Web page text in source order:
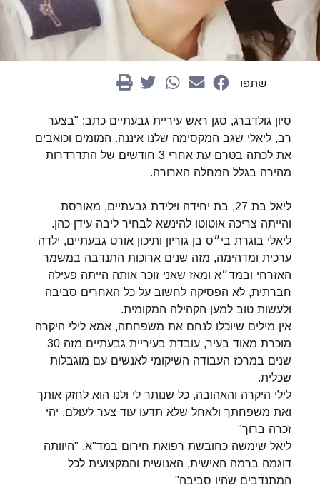
שתפו
סיון גולדברג, סגן ראש עיריית גבעתיים כתב: "בצער
רב, ליאלי שגב המקסימה שלנו איננה. המומים וכואבים
את לכתה בטרם עת אחרי 3 חודשים של התדרדרות
מהירה בגלל המחלה הארורה.
ליאל בת 27, בת יחידה וילידת גבעתיים, מאורסת
והייתה צריכה אוטוטו להינשא לבחיר ליבה עידן כהן.
ליאלי בוגרת בי״ס בן גוריון ותיכון אורט גבעתיים, ילדה
ערכית ומדהימה, מזה שנים ארוכות התנדבה במשמר
האזרחי ובמד״א ומאז שאני זוכר אותה הייתה פעילה
חברתית, לא הפסיקה לחשוב על כל האחרים סביבה
ולעשות טוב למען הקהילה המקומית.
אין מילים שיוכלו לנחם את משפחתה, אמא לילי היקרה
מוכרת מאוד בעיר, עובדת בעיריית גבעתיים מזה 30
שנים במרכז העבודה השיקומי לאנשים עם מוגבלות
שכלית.
לילי היקרה והאהובה, כל שנותר לי ולנו הוא לחזק אותך
ואת משפחתך ולאחל שלא תדעו עוד צער לעולם. יהי
זכרה ברוך"
ליאל שימשה כחובשת רפואת חירום במד"א. "היוותה
דוגמה ברמה האישית, האנושית והמקצועית לכל
המתנדבים שהיו סביבה"